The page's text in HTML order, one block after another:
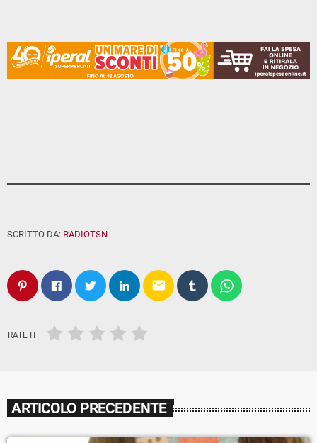
SCRITTO DA: RADIOTSN
email
RATE IT
ARTICOLO PRECEDENTE